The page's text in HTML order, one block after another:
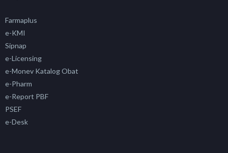
Farmaplus
e-KMI
Sipnap
e-Licensing
e-Monev Katalog Obat
e-Pharm
e-Report PBF
PSEF
e-Desk